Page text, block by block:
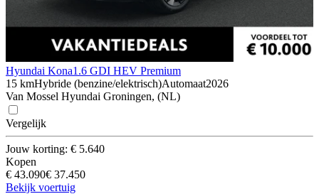
Hyundai Kona1.6 GDI HEV Premium
15 kmHybride (benzine/elektrisch)Automaat2026
Van Mossel Hyundai Groningen, (NL)
Vergelijk
Jouw korting: € 5.640
Kopen
€ 43.090€ 37.450
Bekijk voertuig